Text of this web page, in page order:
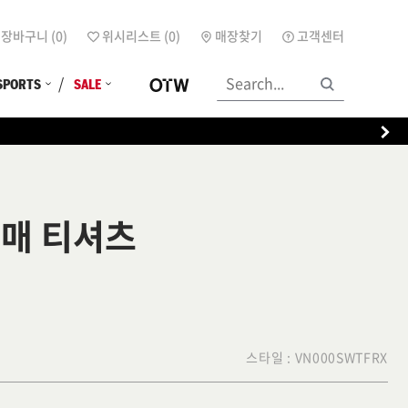
장바구니 (0) 위시리스트 (0) 매장찾기 고객센터
SALE
티셔츠
스타일 : VN000SWTFRX